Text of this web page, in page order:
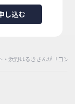
し込む
・浜野はるきさんが「コン